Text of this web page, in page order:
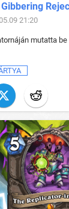
21:20
mutatta